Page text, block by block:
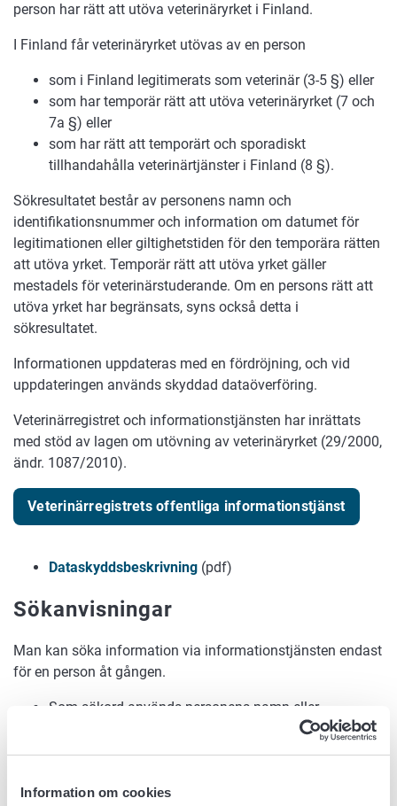
Information om cookies
person har rätt att utöva veterinäryrket i Finland.
I Finland får veterinäryrket utövas av en person
som i Finland legitimerats som veterinär (3-5 §) eller
som har temporär rätt att utöva veterinäryrket (7 och
7a §) eller
som har rätt att temporärt och sporadiskt
tillhandahålla veterinärtjänster i Finland (8 §).
Sökresultatet består av personens namn och
identifikationsnummer och information om datumet för
legitimationen eller giltighetstiden för den temporära rätten
att utöva yrket. Temporär rätt att utöva yrket gäller
mestadels för veterinärstuderande. Om en persons rätt att
utöva yrket har begränsats, syns också detta i
sökresultatet.
Informationen uppdateras med en fördröjning, och vid
uppdateringen används skyddad dataöverföring.
Veterinärregistret och informationstjänsten har inrättats
med stöd av lagen om utövning av veterinäryrket (29/2000,
ändr. 1087/2010).
Veterinärregistrets offentliga informationstjänst
Dataskyddsbeskrivning (pdf)
Sökanvisningar
Man kan söka information via informationstjänsten endast
för en person åt gången.
Som sökord används personens namn eller